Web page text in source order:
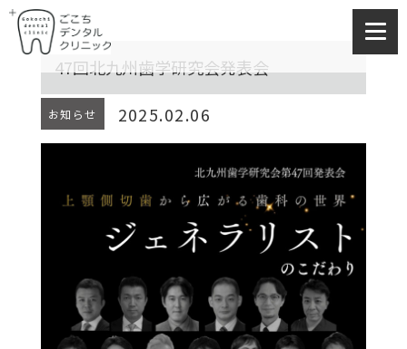
47回北九州歯学研究会発表会
お知らせ 2025.02.06